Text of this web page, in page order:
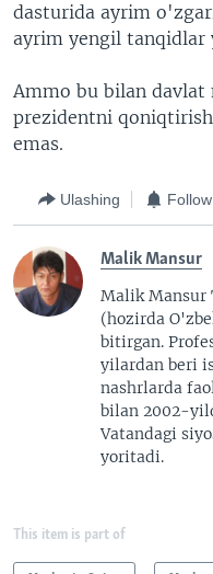
dasturida ayrim
ayrim yengil tanqidlar
Ammo bu bilan
prezidentni
emas.
Ulashing
Malik Mansur
Malik Mansur
(hozirda
bitirgan.
yilardan beri
nashrlarda
bilan 2002-
Vatandagi
yoritadi.
This item is part of